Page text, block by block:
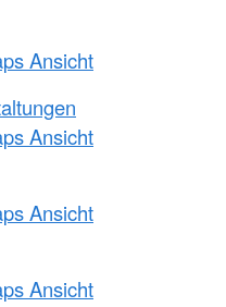
Ansicht
Ansicht
Ansicht
Ansicht